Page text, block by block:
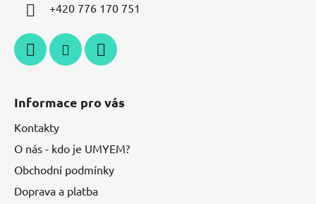
+420 776 170 751
Informace pro vás
Kontakty
O nás - kdo je UMYEM?
Obchodní podmínky
Doprava a platba